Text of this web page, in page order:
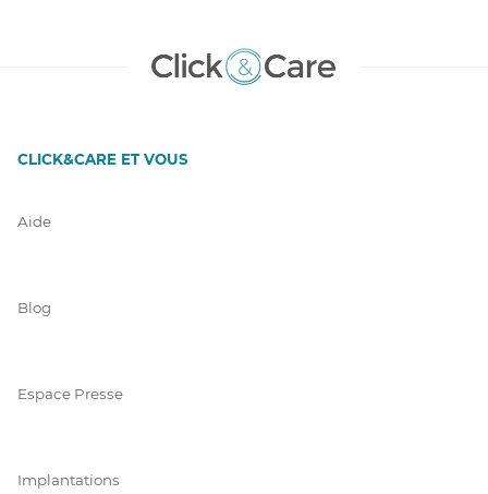
CLICK&CARE ET VOUS
Aide
Blog
Espace Presse
Implantations